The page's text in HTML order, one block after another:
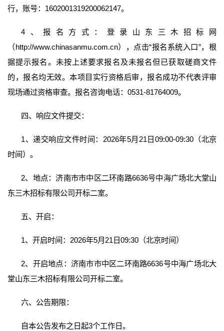
行，账号：1602001319200062147。
4、报名方式：登录山东三木招标网
（http://www.chinasanmu.com.cn），点击“报名系统入口”，根
据提示报名。未按上述要求报名及未报名但已获取磋商文件
的，报名均无效。本项目实行资格后审，报名成功不代表评审
现场通过资格审查。报名咨询电话：0531-81764009。
四、响应文件提交：
1、递交响应文件时间：2026年5月21日09:00-09:30（北京
时间）。
2、地点：济南市市中区二环南路6636号中海广场北大堂山
东三木招标有限公司开标二室。
五、开启：
1、开启时间：2026年5月21日09:30（北京时间）
2、开启地点：济南市市中区二环南路6636号中海广场北大
堂山东三木招标有限公司开标二室。
六、公告期限：
自本公告发布之日起3个工作日。